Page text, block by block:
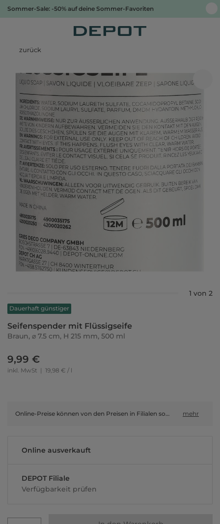
Sommer-Sale: -50% auf deine Sommer-Favoriten
zurück
1 von 2
Dauerhaft günstiger
Seifenspender mit Flüssigseife
Braun, ⌀ 7.5 cm, H 215 mm, 500 ml
9,99 €
inkl. MwSt | 19,98 € / l
Online-Preise können von den Preisen in Filialen sowie Shop-in-Shop-Flächen abweichen. mehr
Online ausverkauft
DEPOT Filiale
Verfügbarkeit prüfen